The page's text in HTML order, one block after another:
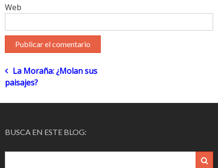
Web
Navegación
de
La Moraña: ¿Molan sus
paisajes?
BUSCA EN ESTE BLOG: